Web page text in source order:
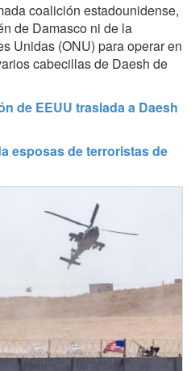
coalición estadounidense,
de Damasco ni de la
Unidas (ONU) para operar en
cabecillas de Daesh de
de EEUU traslada a Daesh
esposas de terroristas de